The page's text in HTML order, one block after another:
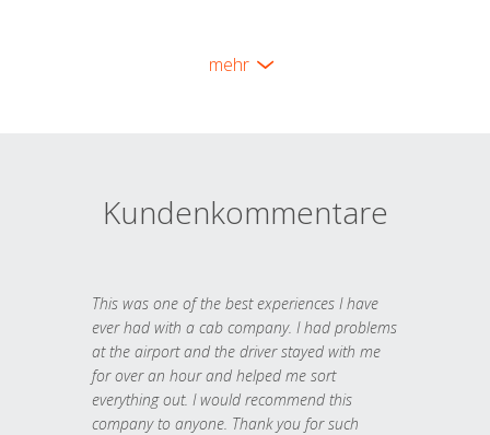
mehr
Kundenkommentare
This was one of the best experiences I have
ever had with a cab company. I had problems
at the airport and the driver stayed with me
for over an hour and helped me sort
everything out. I would recommend this
company to anyone. Thank you for such